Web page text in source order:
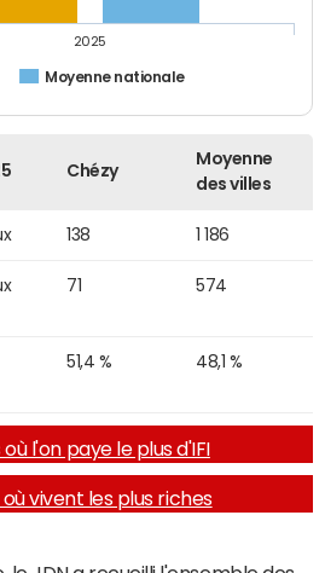
Moyenne nationale
2025
Chézy
Moyenne
des villes
138 1 186
71 574
51,4 % 48,1 %
où l'on paye le plus d'IFI
où vivent les plus riches